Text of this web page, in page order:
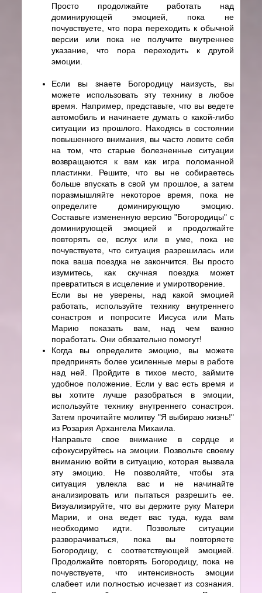
Просто продолжайте работать над
доминирующей эмоцией, пока не
почувствуете, что пора переходить к обычной
версии или пока не получите внутреннее
указание, что пора переходить к другой
эмоции.
Если вы знаете Богородицу наизусть, вы
можете использовать эту технику в любое
время. Например, представьте, что вы ведете
автомобиль и начинаете думать о какой-либо
ситуации из прошлого. Находясь в состоянии
повышенного внимания, вы часто ловите себя
на том, что старые болезненные ситуации
возвращаются к вам как игра поломанной
пластинки. Решите, что вы не собираетесь
больше впускать в свой ум прошлое, а затем
поразмышляйте некоторое время, пока не
определите доминирующую эмоцию.
Составьте измененную версию "Богородицы" с
доминирующей эмоцией и продолжайте
повторять ее, вслух или в уме, пока не
почувствуете, что ситуация разрешилась или
пока ваша поездка не закончится. Вы просто
изумитесь, как скучная поездка может
превратиться в исцеление и умиротворение.
Если вы не уверены, над какой эмоцией
работать, используйте технику внутреннего
сонастроя и попросите Иисуса или Мать
Марию показать вам, над чем важно
поработать. Они обязательно помогут!
Когда вы определите эмоцию, вы можете
предпринять более усиленные меры в работе
над ней. Пройдите в тихое место, займите
удобное положение. Если у вас есть время и
вы хотите лучше разобраться в эмоции,
используйте технику внутреннего сонастроя.
Затем прочитайте молитву "Я выбираю жизнь!"
из Розария Архангела Михаила.
Направьте свое внимание в сердце и
сфокусируйтесь на эмоции. Позвольте своему
вниманию войти в ситуацию, которая вызвала
эту эмоцию. Не позволяйте, чтобы эта
ситуация увлекла вас и не начинайте
анализировать или пытаться разрешить ее.
Визуализируйте, что вы держите руку Матери
Марии, и она ведет вас туда, куда вам
необходимо идти. Позвольте ситуации
разворачиваться, пока вы повторяете
Богородицу, с соответствующей эмоцией.
Продолжайте повторять Богородицу, пока не
почувствуете, что интенсивность эмоции
слабеет или полностью исчезает из сознания.